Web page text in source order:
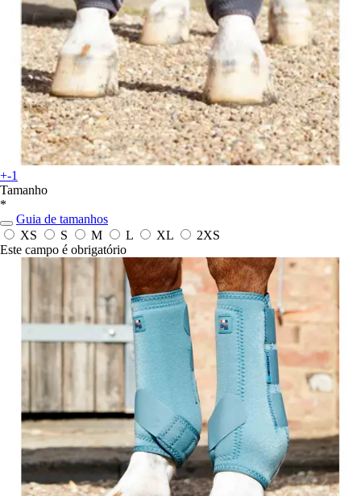
+-1
Tamanho
*
Guia de tamanhos
XS
S M L XL
2XS
Este campo é obrigatório